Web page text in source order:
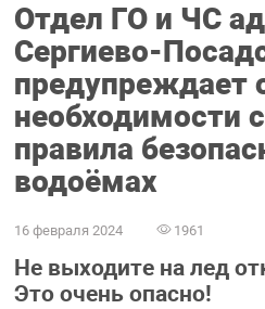
Отдел ГО и ЧС
Сергиево-
предупреждает
необходимости
правила
водоёмах
16 февраля 2024 1961
Не выходите на лед
Это очень опасно!